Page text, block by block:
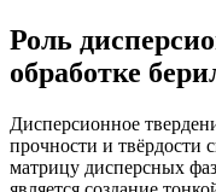
Роль
обработке
Дисперсионное
прочности и твёрдости
матрицу дисперсных